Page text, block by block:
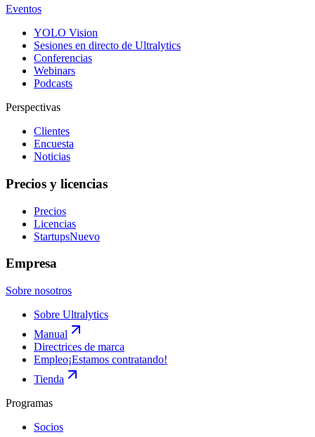
Eventos
YOLO Vision
Sesiones en directo de Ultralytics
Conferencias
Webinars
Podcasts
Perspectivas
Clientes
Encuesta
Noticias
Precios y licencias
Precios
Licencias
StartupsNuevo
Empresa
Sobre nosotros
Sobre Ultralytics
Manual
Directrices de marca
Empleo¡Estamos contratando!
Tienda
Programas
Socios